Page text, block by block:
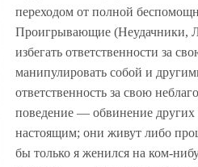
переходом от полной
Проигрывающие (Неудачники,
избегать ответственности за
манипулировать собой и
ответственность за свою
поведение — обвинение
настоящим; они живут либо
бы только я женился на ком-